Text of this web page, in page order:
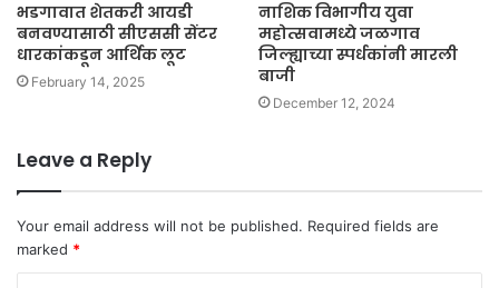
भडगावात शेतकरी आयडी
बनवण्यासाठी सीएससी सेंटर
धारकांकडून आर्थिक लूट
February 14, 2025
नाशिक विभागीय युवा
महोत्सवामध्ये जळगाव
जिल्ह्याच्या स्पर्धकांनी मारली
बाजी
December 12, 2024
Leave a Reply
Your email address will not be published. Required fields are
marked *